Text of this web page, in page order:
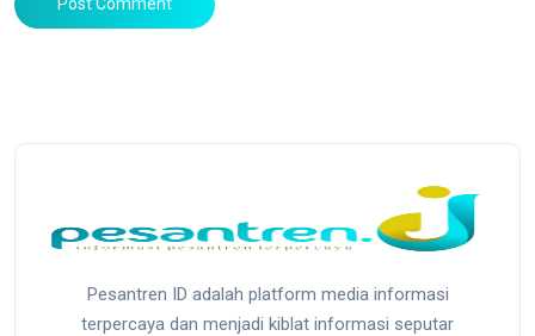
Post Comment
Pesantren ID adalah platform media informasi
terpercaya dan menjadi kiblat informasi seputar